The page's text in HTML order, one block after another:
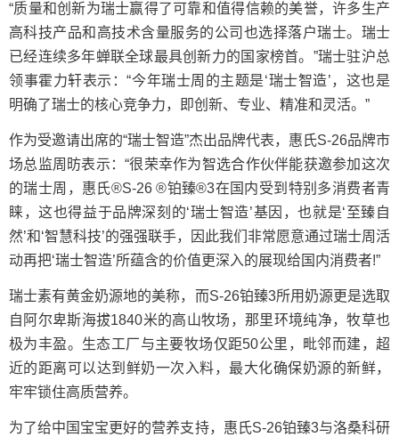
“质量和创新为瑞士赢得了可靠和值得信赖的美誉，许多生产
高科技产品和高技术含量服务的公司也选择落户瑞士。瑞士
已经连续多年蝉联全球最具创新力的国家榜首。”瑞士驻沪总
领事霍力轩表示：“今年瑞士周的主题是‘瑞士智造’，这也是
明确了瑞士的核心竞争力，即创新、专业、精准和灵活。”
作为受邀请出席的“瑞士智造”杰出品牌代表，惠氏S-26品牌市
场总监周昉表示：“很荣幸作为智选合作伙伴能获邀参加这次
的瑞士周，惠氏®S-26 ®铂臻®3在国内受到特别多消费者青
睐，这也得益于品牌深刻的‘瑞士智造’基因，也就是‘至臻自
然’和‘智慧科技’的强强联手，因此我们非常愿意通过瑞士周活
动再把‘瑞士智造’所蕴含的价值更深入的展现给国内消费者!”
瑞士素有黄金奶源地的美称，而S-26铂臻3所用奶源更是选取
自阿尔卑斯海拔1840米的高山牧场，那里环境纯净，牧草也
极为丰盈。生态工厂与主要牧场仅距50公里，毗邻而建，超
近的距离可以达到鲜奶一次入料，最大化确保奶源的新鲜，
牢牢锁住高质营养。
为了给中国宝宝更好的营养支持，惠氏S-26铂臻3与洛桑科研